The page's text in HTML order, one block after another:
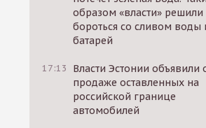
образом «власти» решили
бороться со сливом воды
батарей
17:13
Власти Эстонии объявили
продаже оставленных на
российской границе
автомобилей